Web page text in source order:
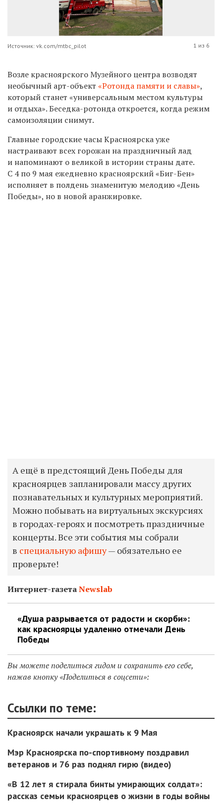
Источник: vk.com/mtbc_pilot 1 из 6
Возле красноярского Музейного центра возводят
необычный арт-объект «Ротонда памяти и славы»,
который станет «универсальным местом культуры
и отдыха». Беседка-ротонда откроется, когда режим
самоизоляции снимут.
Главные городские часы Красноярска уже
настраивают всех горожан на праздничный лад
и напоминают о великой в истории страны дате.
С 4 по 9 мая ежедневно красноярский «Биг-Бен»
исполняет в полдень знаменитую мелодию «День
Победы», но в новой аранжировке.
А ещё в предстоящий День Победы для
красноярцев запланировали массу других
познавательных и культурных мероприятий.
Можно побывать на виртуальных экскурсиях
в городах-героях и посмотреть праздничные
концерты. Все эти события мы собрали
в специальную афишу— обязательно ее
проверьте!
Интернет-газетаNewslab
«Душа разрывается от радости и скорби»:
как красноярцы удаленно отмечали День
Победы
Вы можете поделиться гидом и сохранить его себе,
нажав кнопку «Поделиться в соцсети»:
Ссылки по теме:
Красноярск начали украшать к 9 Мая
Мэр Красноярска по-спортивному поздравил
ветеранов и 76 раз поднял гирю (видео)
«В 12 лет я стирала бинты умирающих солдат»:
рассказ семьи красноярцев о жизни в годы войны